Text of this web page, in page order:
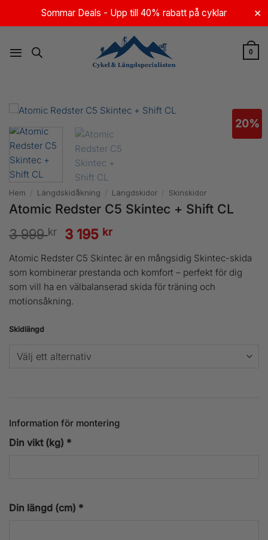
Sommar Deals - Upp till 40% rabatt på cyklar ✕
0
20%
Hem / Längdskidåkning / Längdskidor / Skinskidor
Atomic Redster C5 Skintec + Shift CL
3 999kr
Det
ursprungliga
priset
var:
3 195 krDet
nuvarande
priset
är:
Atomic Redster C5 Skintec är en mångsidig Skintec-skida
som kombinerar prestanda och komfort – perfekt för dig
som vill ha en välbalanserad skida för träning och
motionsåkning.
Skidlängd
Information för montering
Din vikt (kg) *
Din längd (cm) *